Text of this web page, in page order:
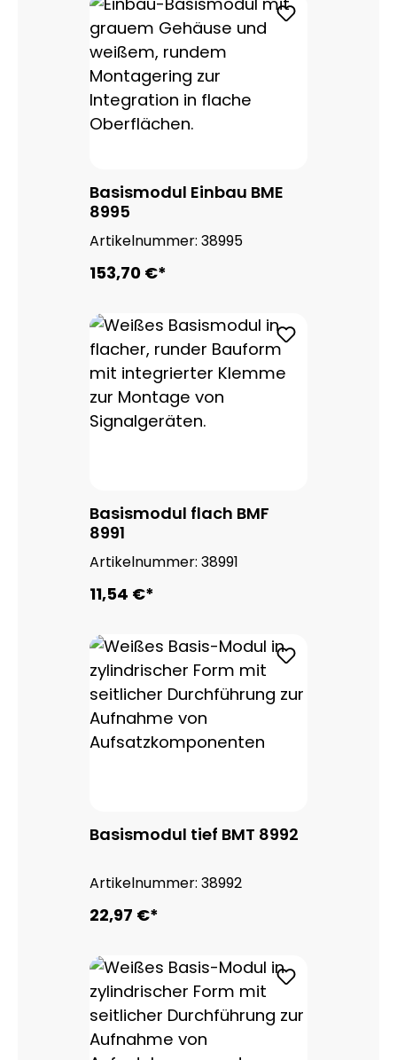
Basismodul Einbau BME
8995
Artikelnummer: 38995
153,70 €*
Basismodul flach BMF
8991
Artikelnummer: 38991
11,54 €*
Basismodul tief BMT 8992
Artikelnummer: 38992
22,97 €*